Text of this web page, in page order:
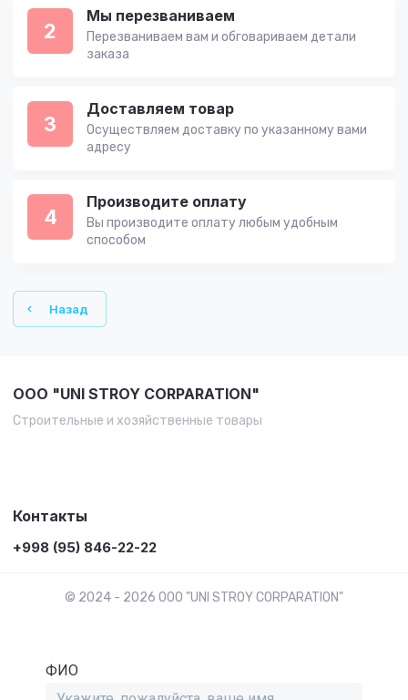
2
Мы перезваниваем
Перезваниваем вам и обговариваем детали
заказа
3
Доставляем товар
Осуществляем доставку по указанному вами
адресу
4
Производите оплату
Вы производите оплату любым удобным
способом
Назад
OOO "UNI STROY CORPARATION"
Строительные и хозяйственные товары
Контакты
+998 (95) 846-22-22
© 2024 - 2026 OOO "UNI STROY CORPARATION"